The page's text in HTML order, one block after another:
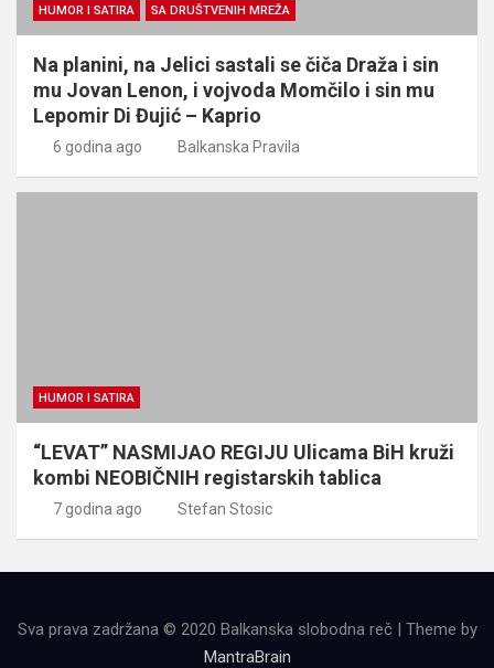
HUMOR I SATIRA SA DRUŠTVENIH MREŽA
Na planini, na Jelici sastali se čiča Draža i sin
mu Jovan Lenon, i vojvoda Momčilo i sin mu
Lepomir Di Đujić – Kaprio
6 godina ago Balkanska Pravila
HUMOR I SATIRA
“LEVAT” NASMIJAO REGIJU Ulicama BiH kruži
kombi NEOBIČNIH registarskih tablica
7 godina ago Stefan Stosic
Sva prava zadržana © 2020 Balkanska slobodna reč | Theme by
MantraBrain